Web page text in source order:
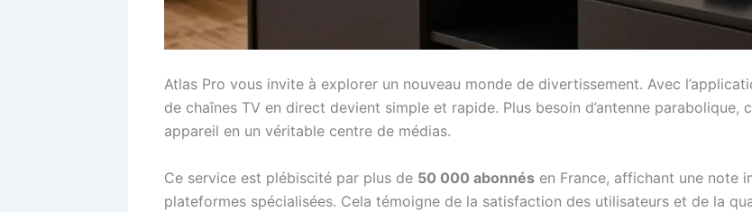
Atlas Pro vous invite à explorer un nouveau monde de divertissement. Avec
de chaînes TV en direct devient simple et rapide. Plus besoin d’antenne
appareil en un véritable centre de médias.
Ce service est plébiscité par plus de 50 000 abonnés en France, affichant une note
plateformes spécialisées. Cela témoigne de la satisfaction des utilisateurs et de la